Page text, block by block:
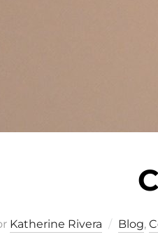
Katherine Rivera Blog,